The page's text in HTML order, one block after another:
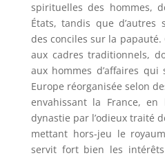
spirituelles des hommes,
États, tandis que d’autres
des conciles sur la papauté.
aux cadres traditionnels,
aux hommes d’affaires
Europe réorganisée selon
envahissant la France,
dynastie par l’odieux traité
mettant hors-jeu le
servit fort bien les